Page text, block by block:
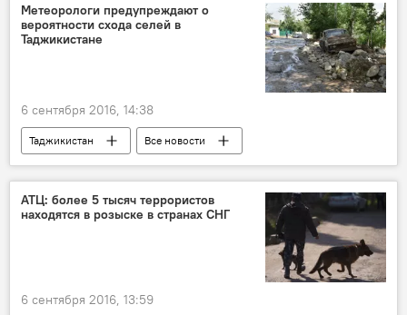
Метеорологи предупреждают о
вероятности схода селей в
Таджикистане
6 сентября 2016, 14:38
Таджикистан
Все новости
селевой поток
КЧС Таджикистана
АТЦ: более 5 тысяч террористов
находятся в розыске в странах СНГ
6 сентября 2016, 13:59